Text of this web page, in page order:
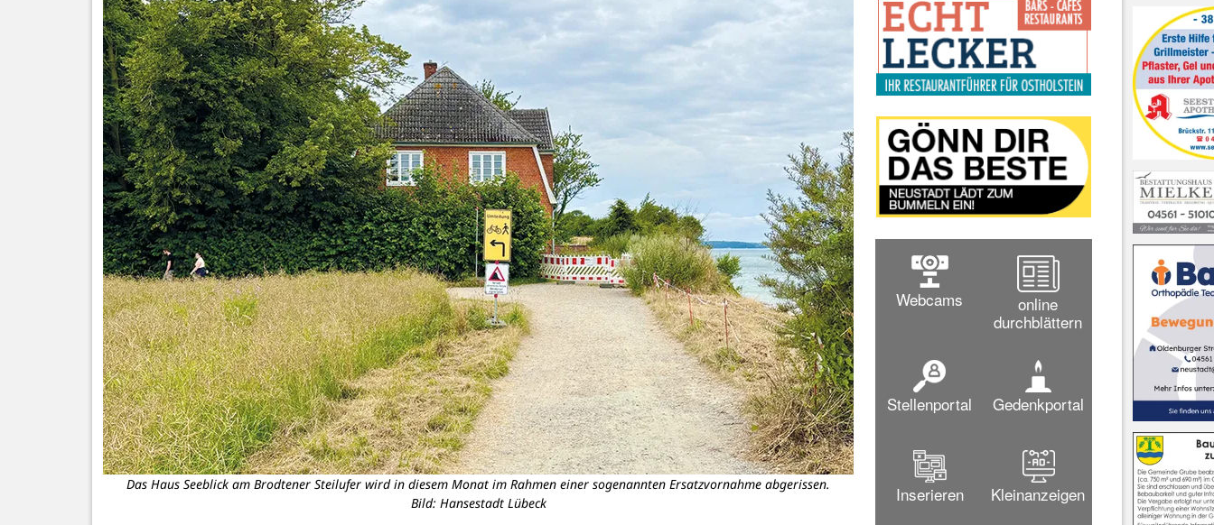
Das Haus Seeblick am Brodtener Steilufer wird in diesem Monat im Rahmen einer sogenannten Ersatzvornahme abgerissen.
Bild: Hansestadt Lübeck
Webcams
online
durchblättern
Stellenportal Gedenkportal
Inserieren Kleinanzeigen